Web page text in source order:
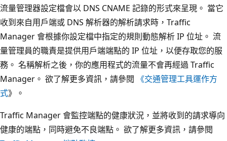
流量管理器設定檔會以 DNS CNAME 記錄的形式來呈現。 當它
收到來自用戶端或 DNS 解析器的解析請求時，Traffic
Manager 會根據你設定檔中指定的規則動態解析 IP 位址。 流
量管理員的職責是提供用戶端端點的 IP 位址，以便存取您的服
務。 名稱解析之後，你的應用程式的流量不會再經過 Traffic
Manager。 欲了解更多資訊，請參閱 《交通管理工具運作方
式》。
Traffic Manager 會監控端點的健康狀況，並將收到的請求導向
健康的端點，同時避免不良端點。 欲了解更多資訊，請參閱